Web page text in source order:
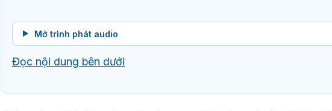
Mở trình phát audio
Đọc nội dung bên dưới